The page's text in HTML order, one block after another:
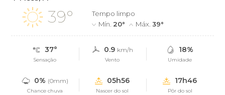
39°
Tempo limpo
Mín. 20° Máx.39°
37°
Sensação
0.9 km/h
Vento
18%
Umidade
0% (0mm)
Chance chuva
05h56
Nascer do sol
17h46
Pôr do sol